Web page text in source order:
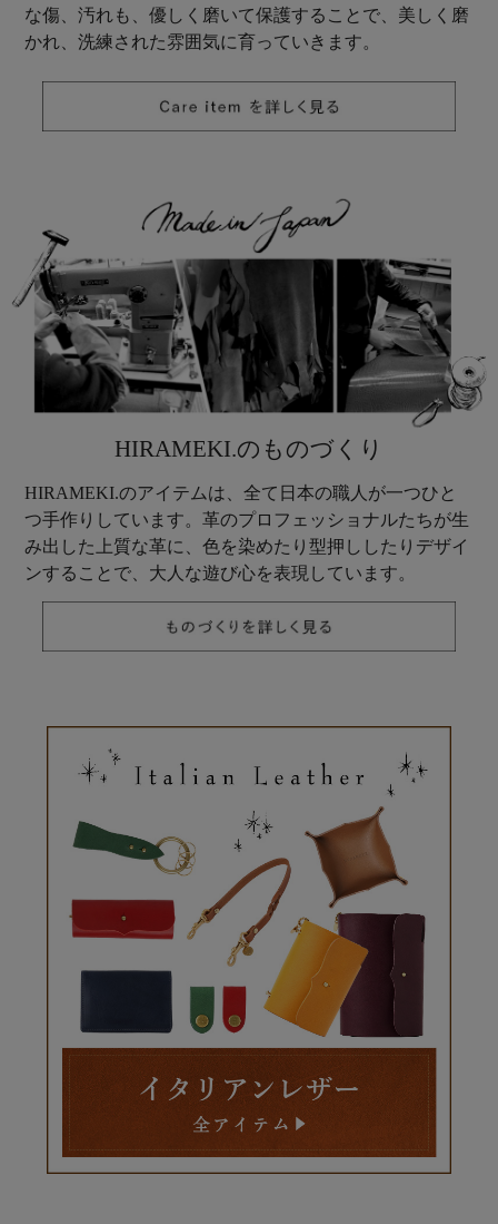
な傷、汚れも、優しく磨いて保護することで、美しく磨
かれ、洗練された雰囲気に育っていきます。
HIRAMEKI.のものづくり
HIRAMEKI.のアイテムは、全て日本の職人が一つひと
つ手作りしています。革のプロフェッショナルたちが生
み出した上質な革に、色を染めたり型押ししたりデザイ
ンすることで、大人な遊び心を表現しています。